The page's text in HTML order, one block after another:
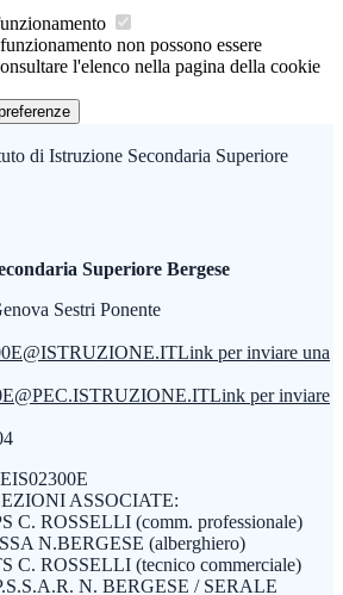
non possono essere
l'elenco nella pagina della cookie
di Istruzione Secondaria Superiore
Superiore Bergese
Sestri Ponente
Link per inviare una
Link per inviare
ASSOCIATE:
C. ROSSELLI (comm. professionale)
N.BERGESE (alberghiero)
C. ROSSELLI (tecnico commerciale)
N. BERGESE / SERALE